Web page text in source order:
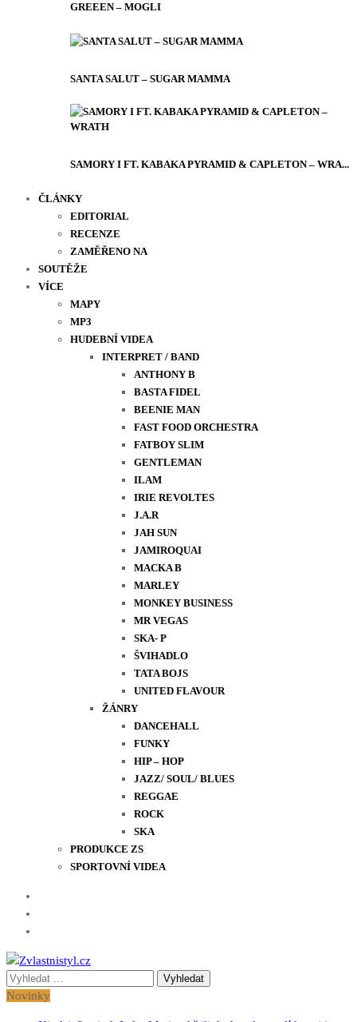
GREEEN – MOGLI
SANTA SALUT – SUGAR MAMMA
SAMORY I FT. KABAKA PYRAMID & CAPLETON – WRA...
ČLÁNKY
EDITORIAL
RECENZE
ZAMĚŘENO NA
SOUTĚŽE
VÍCE
MAPY
MP3
HUDEBNÍ VIDEA
INTERPRET / BAND
ANTHONY B
BASTA FIDEL
BEENIE MAN
FAST FOOD ORCHESTRA
FATBOY SLIM
GENTLEMAN
ILAM
IRIE REVOLTES
J.A.R
JAH SUN
JAMIROQUAI
MACKA B
MARLEY
MONKEY BUSINESS
MR VEGAS
SKA- P
ŠVIHADLO
TATA BOJS
UNITED FLAVOUR
ŽÁNRY
DANCEHALL
FUNKY
HIP – HOP
JAZZ/ SOUL/ BLUES
REGGAE
ROCK
SKA
PRODUKCE ZS
SPORTOVNÍ VIDEA
Zvlastnistyl.cz
Pramen kultury, zábavy a životního stylu
Vyhledávání
pro:
Novinky